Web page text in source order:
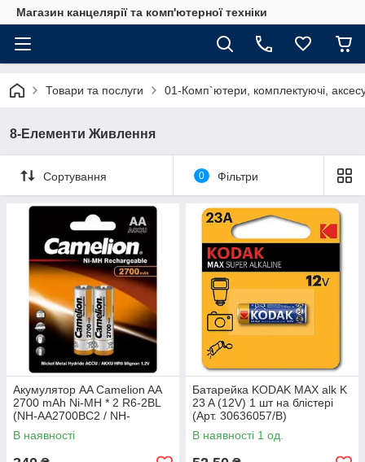
Магазин канцелярії та комп'ютерної техніки
Товари та послуги 01-Комп`ютери, комплектуючі,
8-Елементи Живлення
Сортування 0 Фільтри
Акумулятор AA Camelion AA
2700 mAh Ni-MH * 2 R6-2BL
(NH-AA2700BC2 / NH-
AA2700BP2)
В наявності
Батарейка KODAK MAX alk K
23 A (12V) 1 шт на блістері
(Арт. 30636057/B)
В наявності 1 од.